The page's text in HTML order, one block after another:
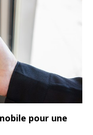
pour une